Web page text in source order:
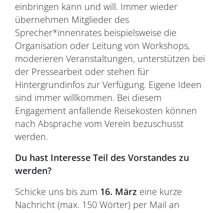
einbringen kann und will. Immer wieder
übernehmen Mitglieder des
Sprecher*innenrates beispielsweise die
Organisation oder Leitung von Workshops,
moderieren Veranstaltungen, unterstützen bei
der Pressearbeit oder stehen für
Hintergrundinfos zur Verfügung. Eigene Ideen
sind immer willkommen. Bei diesem
Engagement anfallende Reisekosten können
nach Absprache vom Verein bezuschusst
werden.
Du hast Interesse Teil des Vorstandes zu
werden?
Schicke uns bis zum 16. März eine kurze
Nachricht (max. 150 Wörter) per Mail an